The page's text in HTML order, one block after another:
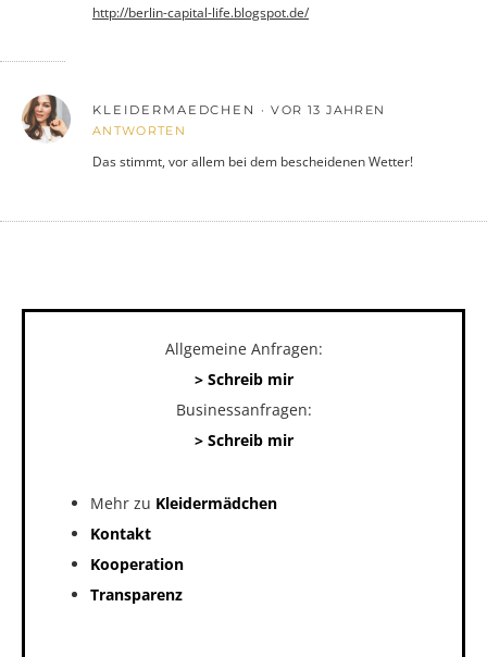
http://berlin-capital-life.blogspot.de/
KLEIDERMAEDCHEN
VOR 13 JAHREN
ANTWORTEN
Das stimmt, vor allem bei dem bescheidenen Wetter!
Allgemeine Anfragen:
> Schreib mir
Businessanfragen:
> Schreib mir
Mehr zu Kleidermädchen
Kontakt
Kooperation
Transparenz